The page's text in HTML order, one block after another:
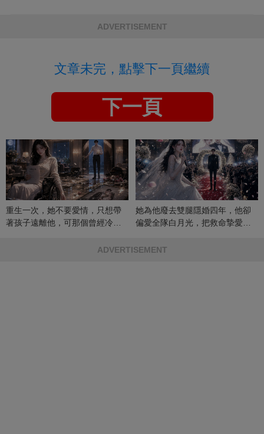
ADVERTISEMENT
文章未完，點擊下一頁繼續
下一頁
重生一次，她不要愛情，只想帶
著孩子遠離他，可那個曾經冷漠
她為他廢去雙腿隱婚四年，他卻
偏愛全隊白月光，把救命摯愛當
ADVERTISEMENT